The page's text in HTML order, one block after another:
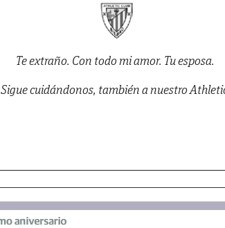
Te extraño. Con todo mi amor. Tu esposa.
Sigue cuidándonos, también a nuestro